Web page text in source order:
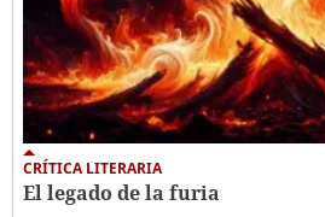
CRÍTICA LITERARIA
El legado de la furia